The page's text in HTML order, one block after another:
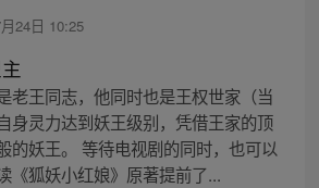
24日 10:25
老王同志，他同时也是王权世家（当
身灵力达到妖王级别，凭借王家的顶
的妖王。 等待电视剧的同时，也可以
《狐妖小红娘》原著提前了...